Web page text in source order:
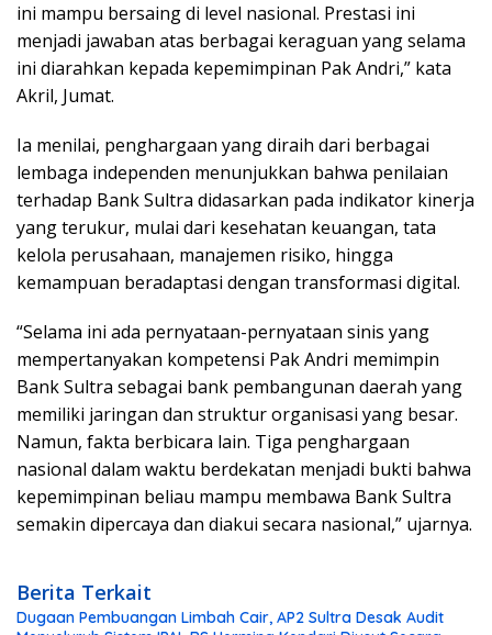
ini mampu bersaing di level nasional. Prestasi ini
menjadi jawaban atas berbagai keraguan yang selama
ini diarahkan kepada kepemimpinan Pak Andri,” kata
Akril, Jumat.
Ia menilai, penghargaan yang diraih dari berbagai
lembaga independen menunjukkan bahwa penilaian
terhadap Bank Sultra didasarkan pada indikator kinerja
yang terukur, mulai dari kesehatan keuangan, tata
kelola perusahaan, manajemen risiko, hingga
kemampuan beradaptasi dengan transformasi digital.
“Selama ini ada pernyataan-pernyataan sinis yang
mempertanyakan kompetensi Pak Andri memimpin
Bank Sultra sebagai bank pembangunan daerah yang
memiliki jaringan dan struktur organisasi yang besar.
Namun, fakta berbicara lain. Tiga penghargaan
nasional dalam waktu berdekatan menjadi bukti bahwa
kepemimpinan beliau mampu membawa Bank Sultra
semakin dipercaya dan diakui secara nasional,” ujarnya.
Berita Terkait
Dugaan Pembuangan Limbah Cair, AP2 Sultra Desak Audit